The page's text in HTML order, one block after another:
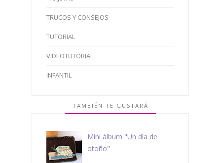
TRUCOS Y CONSEJOS
TUTORIAL
VIDEOTUTORIAL
INFANTIL
TAMBIÉN TE GUSTARÁ
Mini álbum "Un día de
otoño"